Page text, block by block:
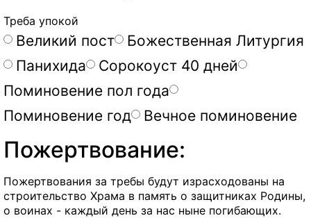
Треба упокой
Великий пост
Божественная Литургия
Панихида
Сорокоуст 40 дней
Поминовение пол года
Поминовение год
Вечное поминовение
Пожертвование:
Пожертвования за требы будут израсходованы на
строительство Храма в память о защитниках Родины,
о воинах - каждый день за нас ныне погибающих.